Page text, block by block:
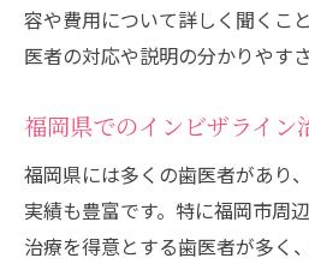
容や費用について詳しく聞くこ
医者の対応や説明の分かりやす
福岡県でのインビザライン
福岡県には多くの歯医者があり
実績も豊富です。特に福岡市周
治療を得意とする歯医者が多く